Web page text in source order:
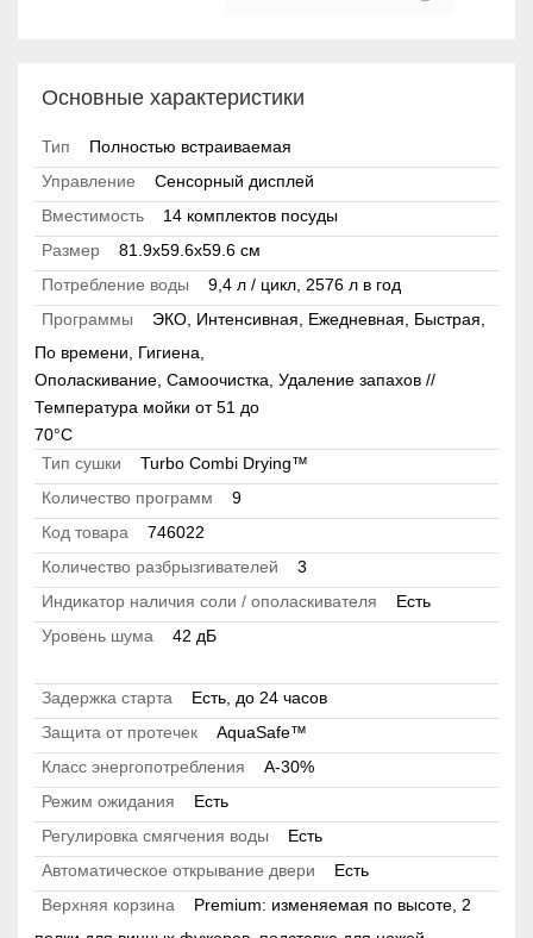
Основные характеристики
Тип
Полностью встраиваемая
Управление
Сенсорный дисплей
Вместимость
14 комплектов посуды
Размер
81.9х59.6х59.6 см
Потребление воды
9,4 л / цикл, 2576 л в год
Программы
ЭКО, Интенсивная, Ежедневная, Быстрая,
По времени, Гигиена,
Ополаскивание, Самоочистка, Удаление запахов //
Температура мойки от 51 до
70°C
Тип сушки
Turbo Combi Drying™
Количество программ
9
Код товара
746022
Количество разбрызгивателей
3
Индикатор наличия соли / ополаскивателя
Есть
Уровень шума
42 дБ
Задержка старта
Есть, до 24 часов
Защита от протечек
AquaSafe™
Класс энергопотребления
A-30%
Режим ожидания
Есть
Регулировка смягчения воды
Есть
Автоматическое открывание двери
Есть
Верхняя корзина
Premium: изменяемая по высоте, 2